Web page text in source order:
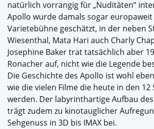
natürlich vorrangig für „Nuditäten“
Apollo wurde damals sogar
Varietebühne geschätzt, in der neben
Wiesenthal, Mata Hari auch Charly
Josephine Baker trat tatsächlich aber
Ronacher auf, nicht wie die Legende
Die Geschichte des Apollo ist wohl
wie die vielen Filme die heute in den 12
werden. Der labyrinthartige Aufbau
trägt zudem zu kinotauglicher
Sehgenuss in 3D bis IMAX bei.